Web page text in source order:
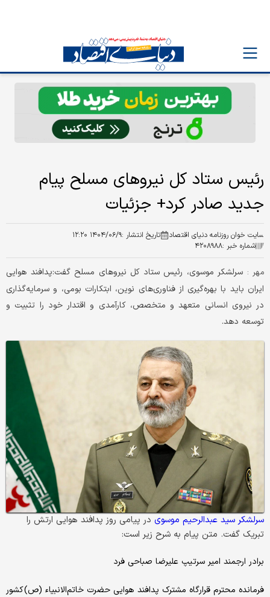
رئیس ستاد کل نیروهای مسلح پیام
جدید صادر کرد+ جزئیات
سایت خوان روزنامه دنیای اقتصاد تاریخ انتشار :۱۴۰۴/۰۶/۹ ۱۲:۲۰
شماره خبر :۴۲۰۸۹۸۸
مهر : سرلشکر موسوی، رئیس ستاد کل نیروهای مسلح گفت:پدافند هوایی
ایران باید با بهره‌گیری از فناوری‌های نوین، ابتکارات بومی، و سرمایه‌گذاری
در نیروی انسانی متعهد و متخصص، کارآمدی و اقتدار خود را تثبیت و
توسعه دهد.
سرلشکر سید عبدالرحیم موسوی در پیامی روز پدافند هوایی ارتش را
تبریک گفت. متن پیام به شرح زیر است:
برادر ارجمند امیر سرتیپ علیرضا صباحی فرد
فرمانده محترم قرارگاه مشترک پدافند هوایی حضرت خاتم‌الانبیاء (ص) کشور